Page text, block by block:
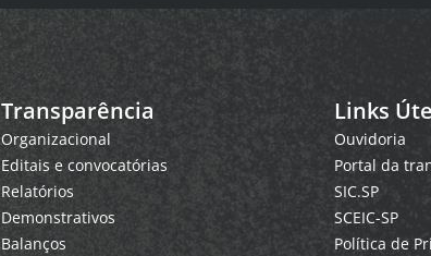
Transparência
Organizacional
Editais e convocatórias
Relatórios
Demonstrativos
Balanços
Links
Ouvidoria
Portal da
SIC.SP
SCEIC-SP
Política de